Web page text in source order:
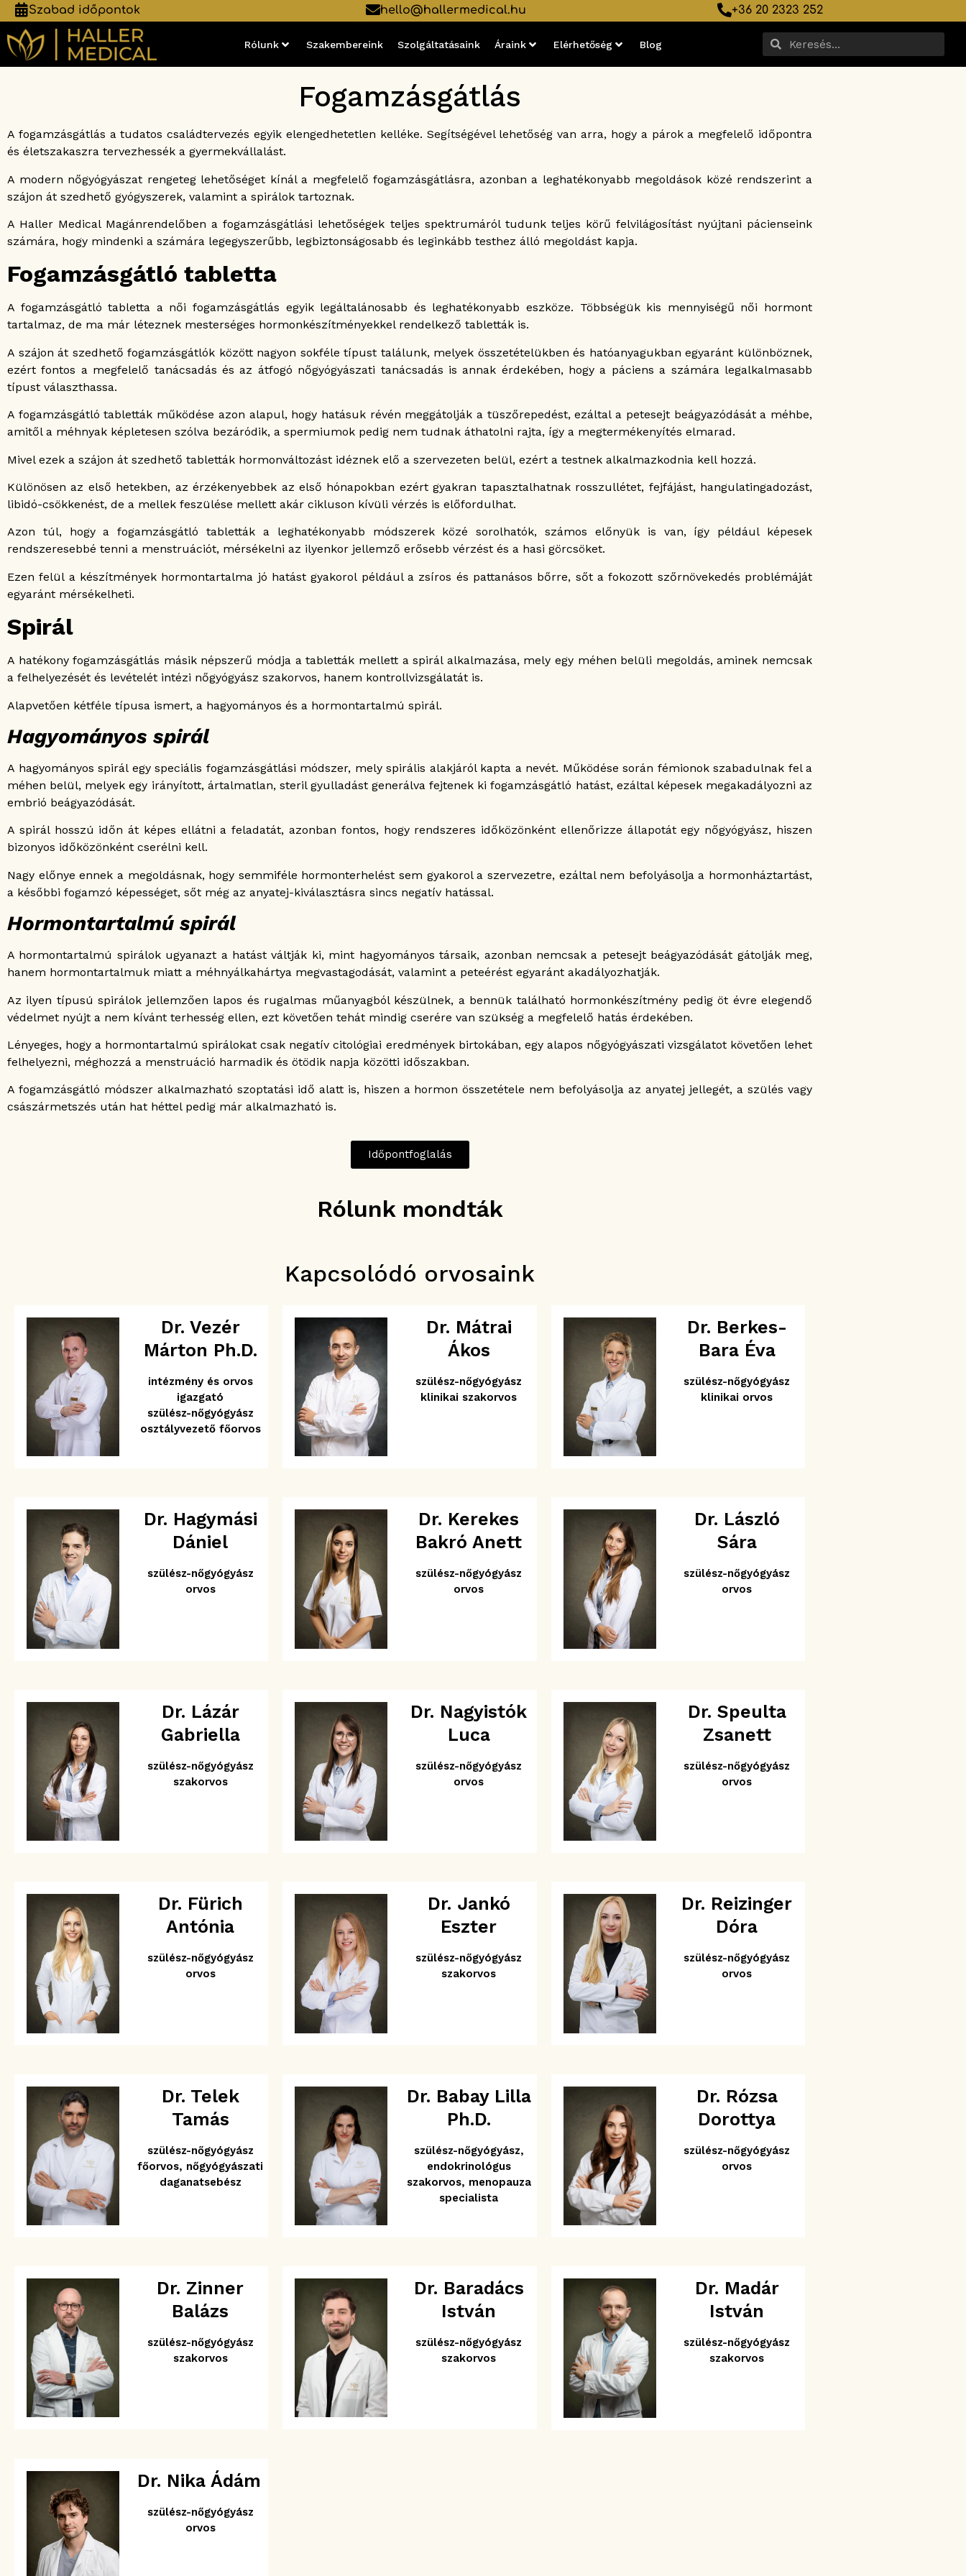
Szabad időpontok hello@hallermedical.hu +36 20 2323 252
Rólunk Szakembereink Szolgáltatásaink Áraink Elérhetőség Blog
Fogamzásgátlás
A fogamzásgátlás a tudatos családtervezés egyik elengedhetetlen kelléke. Segítségével lehetőség van arra, hogy a párok a megfelelő időpontra
és életszakaszra tervezhessék a gyermekvállalást.
A modern nőgyógyászat rengeteg lehetőséget kínál a megfelelő fogamzásgátlásra, azonban a leghatékonyabb megoldások közé rendszerint a
szájon át szedhető gyógyszerek, valamint a spirálok tartoznak.
A Haller Medical Magánrendelőben a fogamzásgátlási lehetőségek teljes spektrumáról tudunk teljes körű felvilágosítást nyújtani pácienseink
számára, hogy mindenki a számára legegyszerűbb, legbiztonságosabb és leginkább testhez álló megoldást kapja.
Fogamzásgátló tabletta
A fogamzásgátló tabletta a női fogamzásgátlás egyik legáltalánosabb és leghatékonyabb eszköze. Többségük kis mennyiségű női hormont
tartalmaz, de ma már léteznek mesterséges hormonkészítményekkel rendelkező tabletták is.
A szájon át szedhető fogamzásgátlók között nagyon sokféle típust találunk, melyek összetételükben és hatóanyagukban egyaránt különböznek,
ezért fontos a megfelelő tanácsadás és az átfogó nőgyógyászati tanácsadás is annak érdekében, hogy a páciens a számára legalkalmasabb
típust választhassa.
A fogamzásgátló tabletták működése azon alapul, hogy hatásuk révén meggátolják a tüszőrepedést, ezáltal a petesejt beágyazódását a méhbe,
amitől a méhnyak képletesen szólva bezáródik, a spermiumok pedig nem tudnak áthatolni rajta, így a megtermékenyítés elmarad.
Mivel ezek a szájon át szedhető tabletták hormonváltozást idéznek elő a szervezeten belül, ezért a testnek alkalmazkodnia kell hozzá.
Különösen az első hetekben, az érzékenyebbek az első hónapokban ezért gyakran tapasztalhatnak rosszullétet, fejfájást, hangulatingadozást,
libidó-csökkenést, de a mellek feszülése mellett akár cikluson kívüli vérzés is előfordulhat.
Azon túl, hogy a fogamzásgátló tabletták a leghatékonyabb módszerek közé sorolhatók, számos előnyük is van, így például képesek
rendszeresebbé tenni a menstruációt, mérsékelni az ilyenkor jellemző erősebb vérzést és a hasi görcsöket.
Ezen felül a készítmények hormontartalma jó hatást gyakorol például a zsíros és pattanásos bőrre, sőt a fokozott szőrnövekedés problémáját
egyaránt mérsékelheti.
Spirál
A hatékony fogamzásgátlás másik népszerű módja a tabletták mellett a spirál alkalmazása, mely egy méhen belüli megoldás, aminek nemcsak
a felhelyezését és levételét intézi nőgyógyász szakorvos, hanem kontrollvizsgálatát is.
Alapvetően kétféle típusa ismert, a hagyományos és a hormontartalmú spirál.
Hagyományos spirál
A hagyományos spirál egy speciális fogamzásgátlási módszer, mely spirális alakjáról kapta a nevét. Működése során fémionok szabadulnak fel a
méhen belül, melyek egy irányított, ártalmatlan, steril gyulladást generálva fejtenek ki fogamzásgátló hatást, ezáltal képesek megakadályozni az
embrió beágyazódását.
A spirál hosszú időn át képes ellátni a feladatát, azonban fontos, hogy rendszeres időközönként ellenőrizze állapotát egy nőgyógyász, hiszen
bizonyos időközönként cserélni kell.
Nagy előnye ennek a megoldásnak, hogy semmiféle hormonterhelést sem gyakorol a szervezetre, ezáltal nem befolyásolja a hormonháztartást,
a későbbi fogamzó képességet, sőt még az anyatej-kiválasztásra sincs negatív hatással.
Hormontartalmú spirál
A hormontartalmú spirálok ugyanazt a hatást váltják ki, mint hagyományos társaik, azonban nemcsak a petesejt beágyazódását gátolják meg,
hanem hormontartalmuk miatt a méhnyálkahártya megvastagodását, valamint a peteérést egyaránt akadályozhatják.
Az ilyen típusú spirálok jellemzően lapos és rugalmas műanyagból készülnek, a bennük található hormonkészítmény pedig öt évre elegendő
védelmet nyújt a nem kívánt terhesség ellen, ezt követően tehát mindig cserére van szükség a megfelelő hatás érdekében.
Lényeges, hogy a hormontartalmú spirálokat csak negatív citológiai eredmények birtokában, egy alapos nőgyógyászati vizsgálatot követően lehet
felhelyezni, méghozzá a menstruáció harmadik és ötödik napja közötti időszakban.
A fogamzásgátló módszer alkalmazható szoptatási idő alatt is, hiszen a hormon összetétele nem befolyásolja az anyatej jellegét, a szülés vagy
császármetszés után hat héttel pedig már alkalmazható is.
Időpontfoglalás
Rólunk mondták
Kapcsolódó orvosaink
Dr. Vezér
Márton Ph.D.
intézmény és orvos
igazgató
szülész-nőgyógyász
osztályvezető főorvos
Dr. Mátrai
Ákos
szülész-nőgyógyász
klinikai szakorvos
Dr. Berkes-
Bara Éva
szülész-nőgyógyász
klinikai orvos
Dr. Hagymási
Dániel
szülész-nőgyógyász
orvos
Dr. Kerekes
Bakró Anett
szülész-nőgyógyász
orvos
Dr. László
Sára
szülész-nőgyógyász
orvos
Dr. Lázár
Gabriella
szülész-nőgyógyász
szakorvos
Dr. Nagyistók
Luca
szülész-nőgyógyász
orvos
Dr. Speulta
Zsanett
szülész-nőgyógyász
orvos
Dr. Fürich
Antónia
szülész-nőgyógyász
orvos
Dr. Jankó
Eszter
szülész-nőgyógyász
szakorvos
Dr. Reizinger
Dóra
szülész-nőgyógyász
orvos
Dr. Telek
Tamás
szülész-nőgyógyász
főorvos, nőgyógyászati
daganatsebész
Dr. Babay Lilla
Ph.D.
szülész-nőgyógyász,
endokrinológus
szakorvos, menopauza
specialista
Dr. Rózsa
Dorottya
szülész-nőgyógyász
orvos
Dr. Zinner
Balázs
szülész-nőgyógyász
szakorvos
Dr. Baradács
István
szülész-nőgyógyász
szakorvos
Dr. Madár
István
szülész-nőgyógyász
szakorvos
Dr. Nika Ádám
szülész-nőgyógyász
orvos